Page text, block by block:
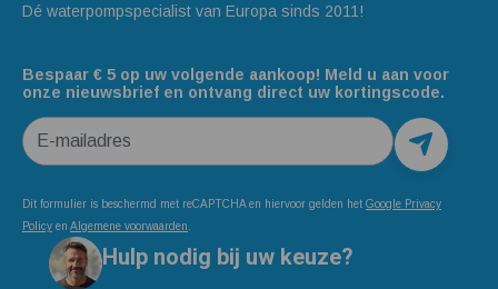
Dé waterpompspecialist van Europa sinds 2011!
Bespaar € 5 op uw volgende aankoop! Meld u aan voor
onze nieuwsbrief en ontvang direct uw kortingscode.
E-mailadres
Dit formulier is beschermd met reCAPTCHA en hiervoor gelden het Google Privacy
Policy en Algemene voorwaarden
Hulp nodig bij uw keuze?